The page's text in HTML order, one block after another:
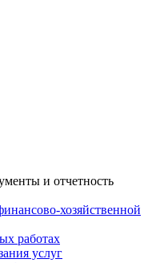
и отчетность
хозяйственной
работах
услуг